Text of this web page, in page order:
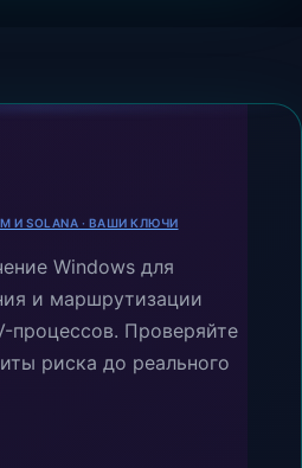
И SOLANA · ВАШИ КЛЮЧИ
Windows для
и маршрутизации
процессов. Проверяйте
риска до реального